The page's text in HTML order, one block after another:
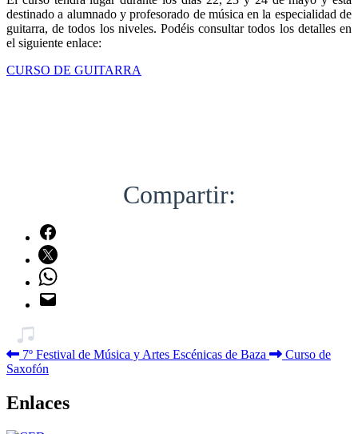
destinado a alumnado y profesorado de música en la especialidad de
guitarra, de todos los niveles. Podéis consultar todos los detalles en
el siguiente enlace:
CURSO DE GUITARRA
Compartir:
7º Festival de Música y Artes Escénicas de Baza
Curso de
Saxofón
Enlaces